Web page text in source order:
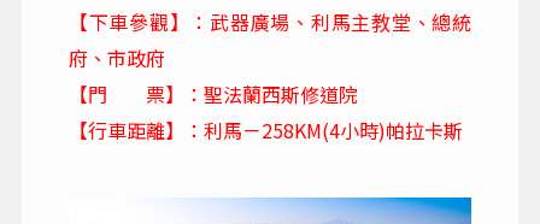
【下車參觀】：武器廣場、利馬主教堂、總統
府、市政府
【門 票】：聖法蘭西斯修道院
【行車距離】：利馬－258KM(4小時)帕拉卡斯